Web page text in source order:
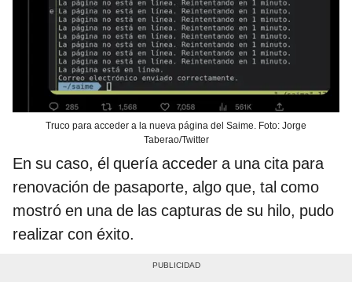
Truco para acceder a la nueva página del Saime. Foto: Jorge
Taberao/Twitter
En su caso, él quería acceder a una cita para
renovación de pasaporte, algo que, tal como
mostró en una de las capturas de su hilo, pudo
realizar con éxito.